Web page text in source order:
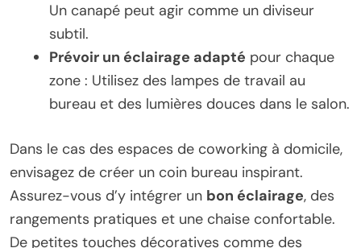
Un canapé peut agir comme un diviseur
subtil.
Prévoir un éclairage adapté pour chaque
zone : Utilisez des lampes de travail au
bureau et des lumières douces dans le salon.
Dans le cas des espaces de coworking à domicile,
envisagez de créer un coin bureau inspirant.
Assurez-vous d’y intégrer un bon éclairage, des
rangements pratiques et une chaise confortable.
De petites touches décoratives comme des